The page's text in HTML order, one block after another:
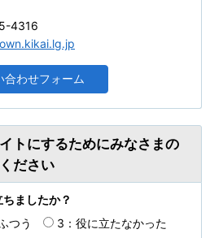
4316
トにするためにみなさまの
ださい
ましたか？
つう
3：役に立たなかった